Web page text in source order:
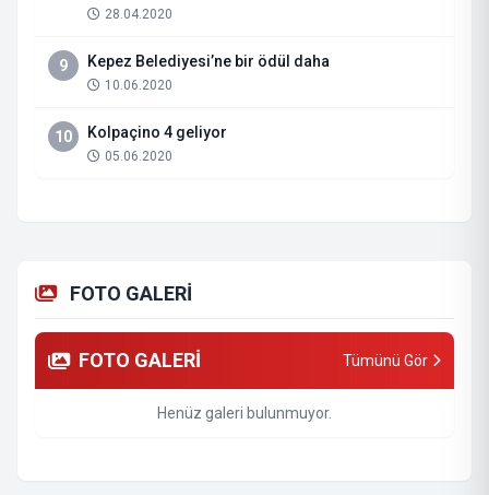
28.04.2020
9 Kepez Belediyesi’ne bir ödül daha
10.06.2020
10 Kolpaçino 4 geliyor
05.06.2020
FOTO GALERİ
FOTO GALERİ Tümünü Gör
Henüz galeri bulunmuyor.